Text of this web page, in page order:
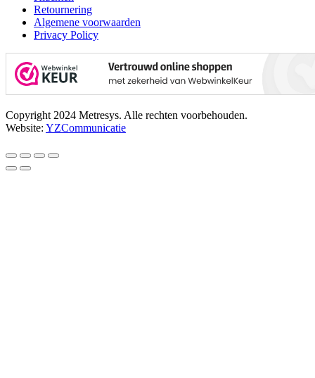
Retournering
Algemene voorwaarden
Privacy Policy
Copyright 2024 Metresys. Alle rechten voorbehouden.
Website: YZCommunicatie